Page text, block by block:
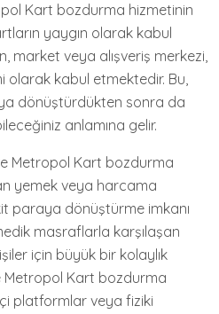
Kart bozdurma hizmetinin
yaygın olarak kabul
market veya alışveriş merkezi,
olarak kabul etmektedir. Bu,
dönüştürdükten sonra da
anlamına gelir.
Metropol Kart bozdurma
yemek veya harcama
paraya dönüştürme imkanı
masraflarla karşılaşan
için büyük bir kolaylık
Metropol Kart bozdurma
platformlar veya fiziki